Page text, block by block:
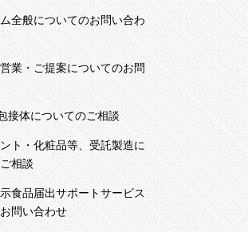
全般についてのお問い合わ
業・ご提案についてのお問
接体についてのご相談
ト・化粧品等、受託製造に
相談
食品届出サポートサービス
問い合わせ